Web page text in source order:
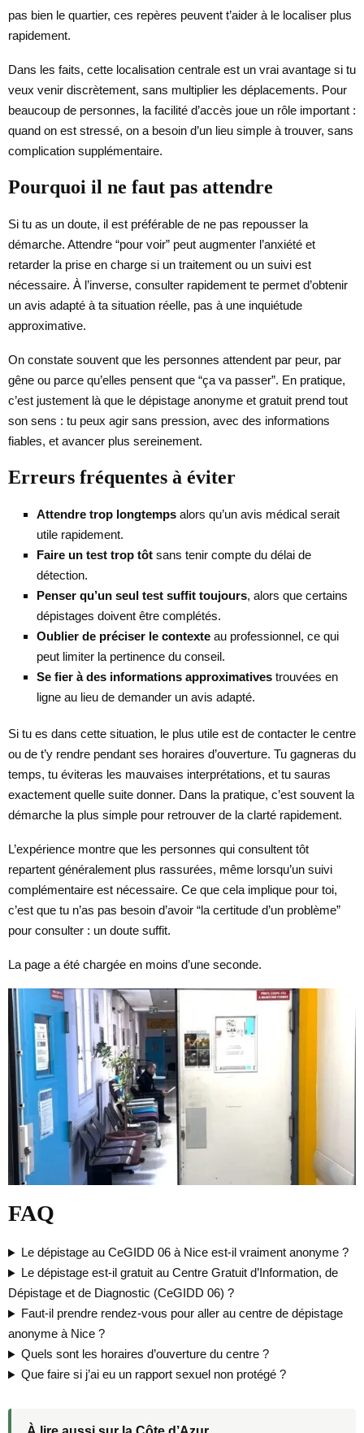
pas bien le quartier, ces repères peuvent t’aider à le localiser plus
rapidement.
Dans les faits, cette localisation centrale est un vrai avantage si tu
veux venir discrètement, sans multiplier les déplacements. Pour
beaucoup de personnes, la facilité d’accès joue un rôle important :
quand on est stressé, on a besoin d’un lieu simple à trouver, sans
complication supplémentaire.
Pourquoi il ne faut pas attendre
Si tu as un doute, il est préférable de ne pas repousser la
démarche. Attendre “pour voir” peut augmenter l’anxiété et
retarder la prise en charge si un traitement ou un suivi est
nécessaire. À l’inverse, consulter rapidement te permet d’obtenir
un avis adapté à ta situation réelle, pas à une inquiétude
approximative.
On constate souvent que les personnes attendent par peur, par
gêne ou parce qu’elles pensent que “ça va passer”. En pratique,
c’est justement là que le dépistage anonyme et gratuit prend tout
son sens : tu peux agir sans pression, avec des informations
fiables, et avancer plus sereinement.
Erreurs fréquentes à éviter
Attendre trop longtemps alors qu’un avis médical serait
utile rapidement.
Faire un test trop tôt sans tenir compte du délai de
détection.
Penser qu’un seul test suffit toujours, alors que certains
dépistages doivent être complétés.
Oublier de préciser le contexte au professionnel, ce qui
peut limiter la pertinence du conseil.
Se fier à des informations approximatives trouvées en
ligne au lieu de demander un avis adapté.
Si tu es dans cette situation, le plus utile est de contacter le centre
ou de t’y rendre pendant ses horaires d’ouverture. Tu gagneras du
temps, tu éviteras les mauvaises interprétations, et tu sauras
exactement quelle suite donner. Dans la pratique, c’est souvent la
démarche la plus simple pour retrouver de la clarté rapidement.
L’expérience montre que les personnes qui consultent tôt
repartent généralement plus rassurées, même lorsqu’un suivi
complémentaire est nécessaire. Ce que cela implique pour toi,
c’est que tu n’as pas besoin d’avoir “la certitude d’un problème”
pour consulter : un doute suffit.
La page a été chargée en moins d’une seconde.
FAQ
Le dépistage au CeGIDD 06 à Nice est-il vraiment anonyme ?
Le dépistage est-il gratuit au Centre Gratuit d’Information, de
Dépistage et de Diagnostic (CeGIDD 06) ?
Faut-il prendre rendez-vous pour aller au centre de dépistage
anonyme à Nice ?
Quels sont les horaires d’ouverture du centre ?
Que faire si j’ai eu un rapport sexuel non protégé ?